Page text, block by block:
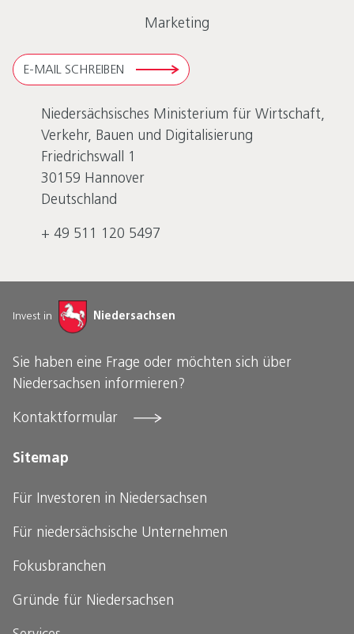
Marketing
E-MAIL SCHREIBEN
Niedersächsisches Ministerium für Wirtschaft,
Verkehr, Bauen und Digitalisierung
Friedrichswall 1
30159 Hannover
Deutschland
+ 49 511 120 5497
Invest in Niedersachsen
Sie haben eine Frage oder möchten sich über
Niedersachsen informieren?
Kontaktformular
Sitemap
Für Investoren in Niedersachsen
Für niedersächsische Unternehmen
Fokusbranchen
Gründe für Niedersachsen